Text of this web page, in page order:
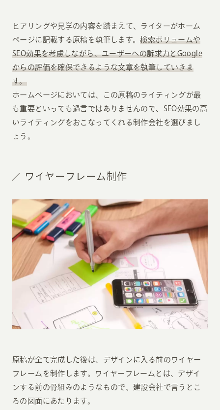
ヒアリングや見学の内容を踏まえて、ライターがホーム
ページに記載する原稿を執筆します。検索ボリュームや
SEO効果を考慮しながら、ユーザーへの訴求力とGoogle
からの評価を確保できるような文章を執筆していきま
す。
ホームページにおいては、この原稿のライティングが最
も重要といっても過言ではありませんので、SEO効果の高
いライティングをおこなってくれる制作会社を選びまし
ょう。
ワイヤーフレーム制作
原稿が全て完成した後は、デザインに入る前のワイヤー
フレームを制作します。ワイヤーフレームとは、デザイ
ンする前の骨組みのようなもので、建設会社で言うとこ
ろの図面にあたります。